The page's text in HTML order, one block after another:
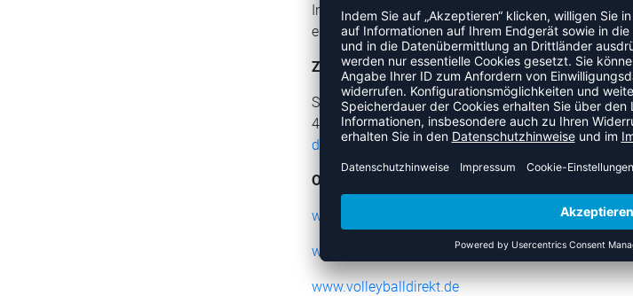
Inhalte Dritter als solche gekennzeichnet. Sollten
entsprechenden Hinweis. Bei Bekanntwerden von
Zentrale Kamp-Lintfort
Südstraße 15
47475 Kamp-Lintfort
direktverkauf@ballsportdirekt.de
Online-Shops
www.basketballdirekt.de
www.handballdirekt.de
www.volleyballdirekt.de